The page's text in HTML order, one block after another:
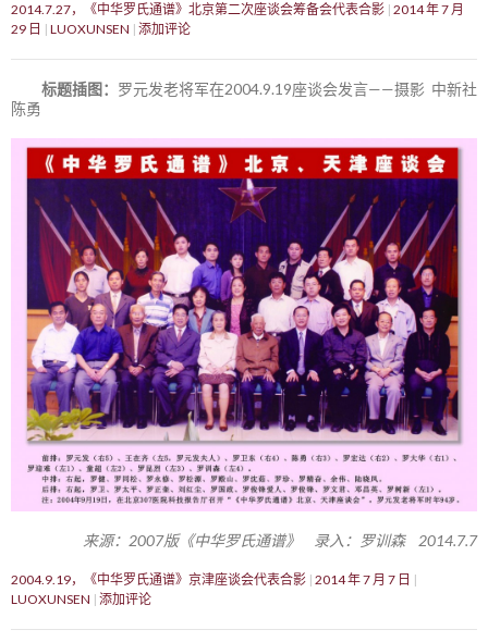
2014.7.27，《中华罗氏通谱》北京第二次座谈会筹备会代表合影 2014 年 7 月
29 日
LUOXUNSEN 添加评论
标题插图： 罗元发老将军在2004.9.19座谈会发言——摄影 中新社
陈勇
来源：2007版《中华罗氏通谱》 录入：罗训森 2014.7.7
2004.9.19，《中华罗氏通谱》京津座谈会代表合影 2014 年 7 月 7 日
LUOXUNSEN 添加评论